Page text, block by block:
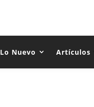
Lo Nuevo Artículos